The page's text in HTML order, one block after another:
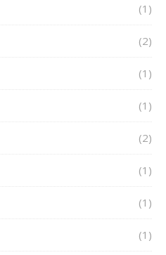
(1)
(2)
(1)
(1)
(2)
(1)
(1)
(1)